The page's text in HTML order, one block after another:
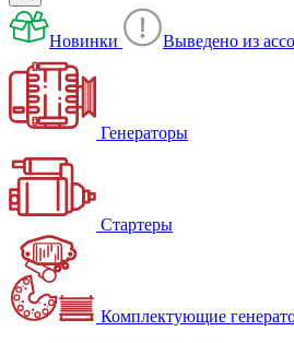
Новинки Выведено из
Генераторы
Стартеры
Комплектующие